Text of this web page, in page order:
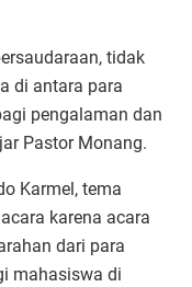
tidak
di antara para
pengalaman dan
Pastor Monang.
Karmel, tema
karena acara
dari para
mahasiswa di